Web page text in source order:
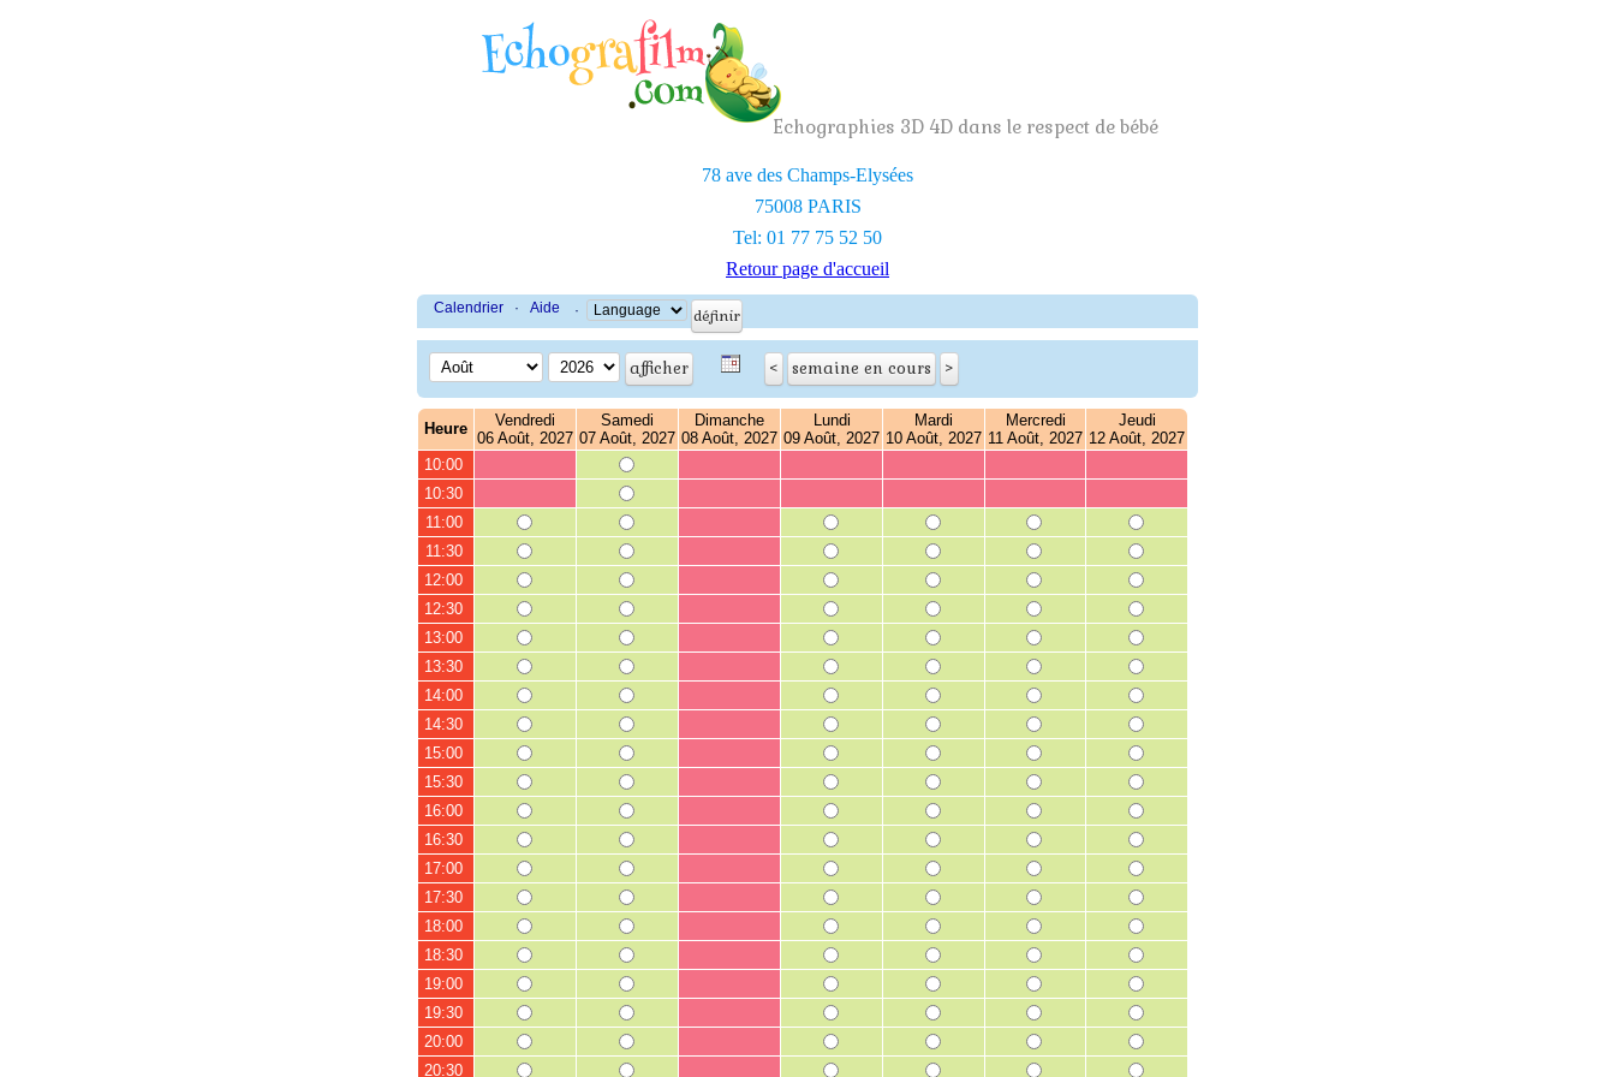
Echographies 3D 4D dans le respect de bébé
78 ave des Champs-Elysées
75008 PARIS
Tel: 01 77 75 52 50
Retour page d'accueil
Calendrier · Aide ·
Heure
Vendredi
06 Août, 2027
Samedi
07 Août, 2027
Dimanche
08 Août, 2027
Lundi
09 Août, 2027
Mardi
10 Août, 2027
Mercredi
11 Août, 2027
Jeudi
12 Août, 2027
10:00
10:30
11:00
11:30
12:00
12:30
13:00
13:30
14:00
14:30
15:00
15:30
16:00
16:30
17:00
17:30
18:00
18:30
19:00
19:30
20:00
20:30